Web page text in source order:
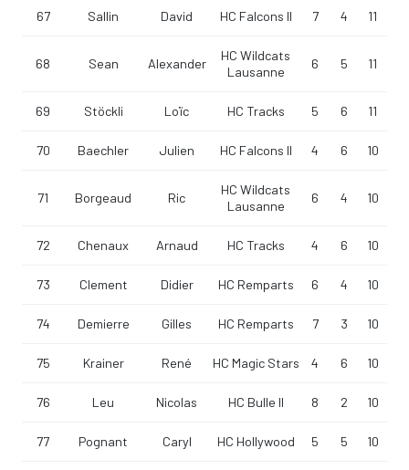
67 Sallin David HC Falcons II 7 4 11
68 Sean Alexander
HC Wildcats
Lausanne
6 5 11
69 Stöckli Loïc HC Tracks 5 6 11
70 Baechler Julien HC Falcons II 4 6 10
71 Borgeaud Ric
HC Wildcats
Lausanne
6 4 10
72 Chenaux Arnaud HC Tracks 4 6 10
73 Clement Didier HC Remparts 6 4 10
74 Demierre Gilles HC Remparts 7 3 10
75 Krainer René HC Magic Stars 4 6 10
76 Leu Nicolas HC Bulle II 8 2 10
77 Pognant Caryl HC Hollywood 5 5 10